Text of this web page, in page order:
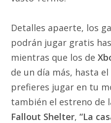
Detalles apaerte, los
podrán jugar gratis
mientras que los de
de un día más, hasta el
prefieres jugar en tu
también el estreno de
Fallout Shelter,“La